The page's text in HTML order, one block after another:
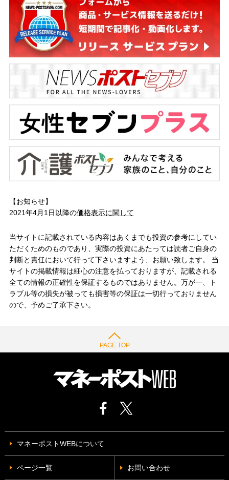
【お知らせ】
2021年4月1日以降の価格表示に関して
当サイトに記載されている内容はあくまでも投資の参考にしてい
ただくためのものであり、実際の投資にあたっては読者ご自身の
判断と責任において行って下さいますよう、お願い致します。 当
サイトの掲載情報は細心の注意を払っておりますが、記載される
全ての情報の正確性を保証するものではありません。万が一、ト
ラブル等の損失が被っても損害等の保証は一切行っておりません
ので、予めご了承下さい。
PAGE TOP
マネーポストWEBについて
ページ一覧 お問い合わせ